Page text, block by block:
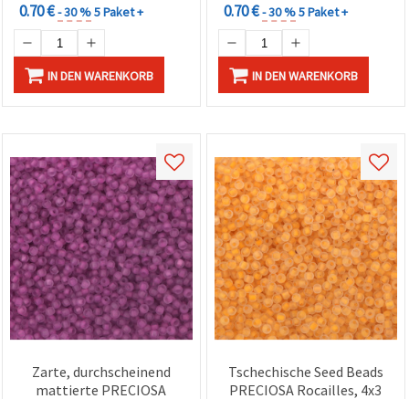
0.70 €- 30 %5 Paket +
IN DEN WARENKORB
0.70 €- 30 %5 Paket +
IN DEN WARENKORB
Zarte, durchscheinend
mattierte PRECIOSA
Tschechische Seed Beads
PRECIOSA Rocailles, 4x3